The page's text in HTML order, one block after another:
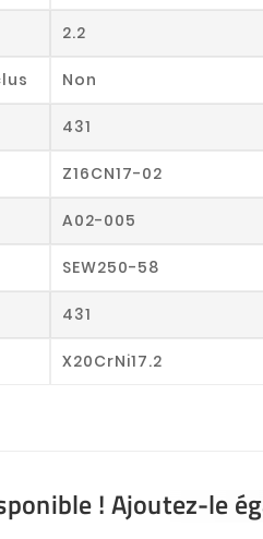
2.2
Non
431
Z16CN17-02
A02-005
SEW250-58
431
X20CrNi17.2
! Ajoutez-le